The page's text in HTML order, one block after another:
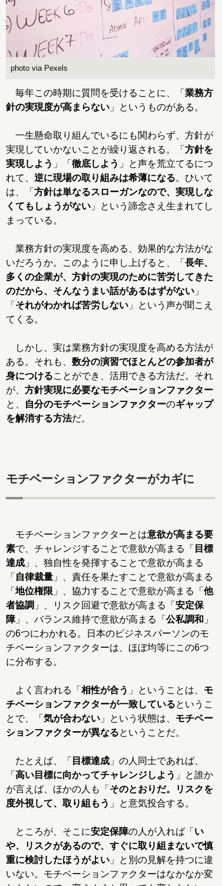
photo via Pexels
毎年この時期に質問を受けることに、「 業務方
針の実現度が高まらない 」というものがある。
一生懸命取り組んでいるにも関わらず、方針が
実現していかないことが繰り返される。「 方針を
実現しよう 」「 徹底しよう 」と声を荒立てるにつ
れて、 逆に現場の取り組みは希薄になる。ひいて
は、「 方針は単なるスローガンなので、実現しな
くてもしょうがない 」という諦念さえ生まれてし
まっている。
業務方針の実現度を高める、効果的な方法がな
いだろうか。このように申し上げると、「 長年、
多くの企業が、方針の実現のために苦労してきた
のだから、そんなうまい話があるはずがない 」
「 それがわかれば苦労しない 」という声が聞こえ
てくる。
しかし、実は業務方針の実現度を高める方法が
ある。それも、 数分の演習でほとんどの参加者が
身につけることができ、活用できる方法だ。それ
が、 方針実現に必要なモチベーションファクター
と、
自分のモチベーションファクターのギャップ
を解消する方法だ。
モチベーションファクターがカギに
モチベーションファクターとは意欲が高まる要
素で、チャレンジすることで意欲が高まる「 目標
達成 」、独自性を発揮することで意欲が高まる
「 自律裁量 」、責任を果たすことで意欲が高まる
「 地位権限 」、協力することで意欲が高まる「 他
者協調 」、リスク回避で意欲が高まる「 安定保
障」、バランス維持で意欲が高まる「 公私調和 」
の6つにわかれる。日本のビジネスパーソンのモ
チベーションファクターは、ほぼ均等にこの6つ
に分布する。
よく言われる「 相性が合う 」ということは、 モ
チベーションファクターが一致しているというこ
とで、「 気が合わない 」という状態は、 モチベー
ションファクターが異なるということだ。
たとえば、「 目標達成 」の人同士であれば、
「 高い目標に向かってチャレンジしよう 」と誰か
が言えば、ほかの人も「 そのとおりだ。リスクを
度外視して、取り組もう 」と意気投合する。
ところが、そこに安定保障の人が入れば「 い
や、リスクがあるので、すぐに取り組まないで慎
重に検討したほうがよい 」と別の見解を持つに違
いない。モチベーションファクターはなかなか変